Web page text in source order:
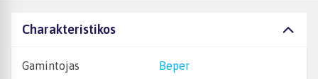
Charakteristikos
Gamintojas Beper